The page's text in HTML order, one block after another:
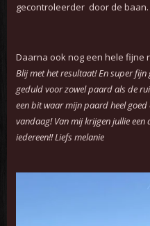
gecontroleerder door de baan.
Daarna ook nog een hele fijne
Blij met het resultaat! En super
geduld voor zowel paard als de
een bit waar mijn paard heel
vandaag! Van mij krijgen jullie
iedereen!! Liefs melanie